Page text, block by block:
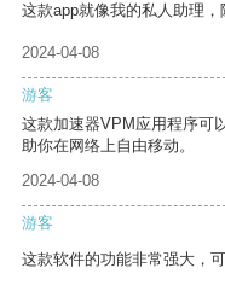
这款app就像我的私人助理，
2024-04-08
游客
这款加速器VPM应用程序可
助你在网络上自由移动。
2024-04-08
游客
这款软件的功能非常强大，